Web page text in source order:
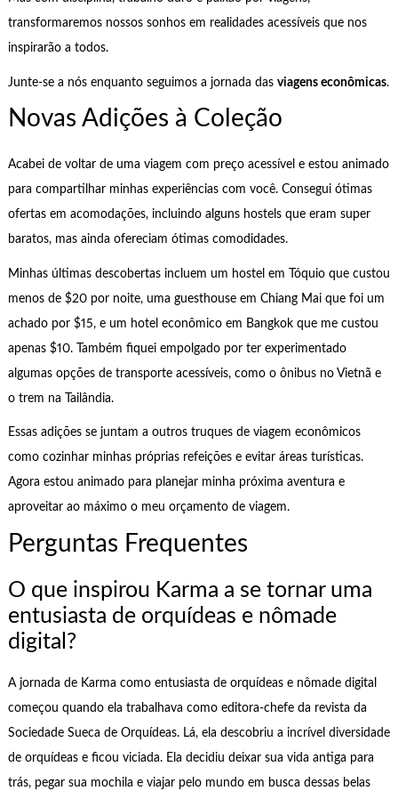
transformaremos nossos sonhos em realidades acessíveis que nos
inspirarão a todos.
Junte-se a nós enquanto seguimos a jornada das viagens econômicas.
Novas Adições à Coleção
Acabei de voltar de uma viagem com preço acessível e estou animado
para compartilhar minhas experiências com você. Consegui ótimas
ofertas em acomodações, incluindo alguns hostels que eram super
baratos, mas ainda ofereciam ótimas comodidades.
Minhas últimas descobertas incluem um hostel em Tóquio que custou
menos de $20 por noite, uma guesthouse em Chiang Mai que foi um
achado por $15, e um hotel econômico em Bangkok que me custou
apenas $10. Também fiquei empolgado por ter experimentado
algumas opções de transporte acessíveis, como o ônibus no Vietnã e
o trem na Tailândia.
Essas adições se juntam a outros truques de viagem econômicos
como cozinhar minhas próprias refeições e evitar áreas turísticas.
Agora estou animado para planejar minha próxima aventura e
aproveitar ao máximo o meu orçamento de viagem.
Perguntas Frequentes
O que inspirou Karma a se tornar uma
entusiasta de orquídeas e nômade
digital?
A jornada de Karma como entusiasta de orquídeas e nômade digital
começou quando ela trabalhava como editora-chefe da revista da
Sociedade Sueca de Orquídeas. Lá, ela descobriu a incrível diversidade
de orquídeas e ficou viciada. Ela decidiu deixar sua vida antiga para
trás, pegar sua mochila e viajar pelo mundo em busca dessas belas